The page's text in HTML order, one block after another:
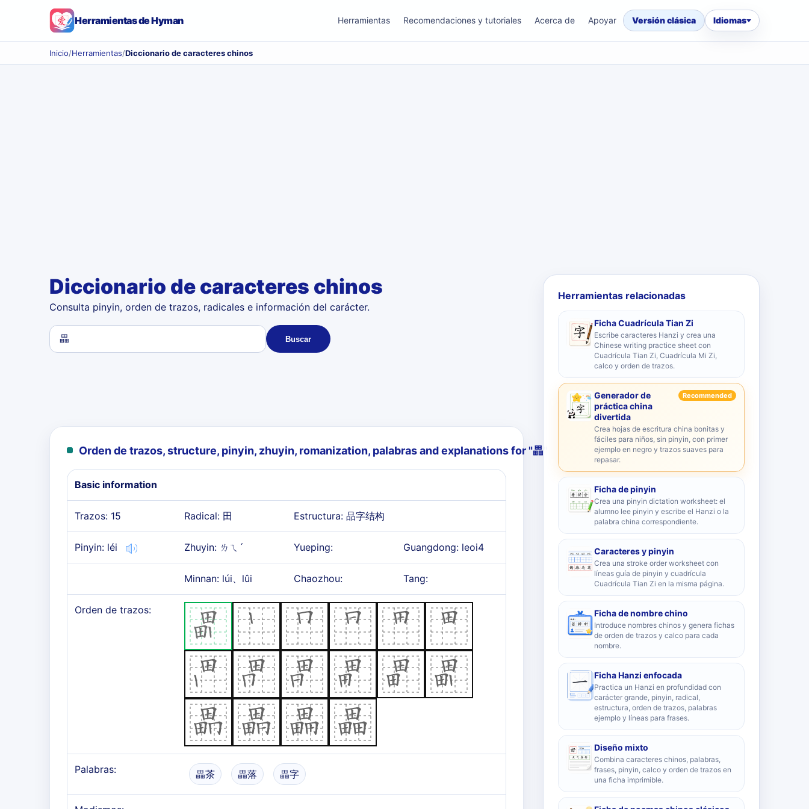
Herramientas de Hyman Herramientas Recomendaciones y tutoriales Acerca de Apoyar Versión clásica Idiomas
Inicio/Herramientas/Diccionario de caracteres chinos
Diccionario de caracteres chinos
Consulta pinyin, orden de trazos, radicales e información del carácter.
Buscar
Orden de trazos, structure, pinyin, zhuyin, romanization, palabras and explanations for "畾
Basic information
Trazos: 15 Radical: 田 Estructura: 品字结构
Pinyin: léi Zhuyin: ㄌㄟˊ Yueping: Guangdong: leoi4
Minnan: lúi、lûi Chaozhou: Tang:
Orden de trazos:
Palabras: 畾茶 畾落 畾字
Herramientas relacionadas
Ficha Cuadrícula Tian Zi
Escribe caracteres Hanzi y crea una
Chinese writing practice sheet con
Cuadrícula Tian Zi, Cuadrícula Mi Zi,
calco y orden de trazos.
Generador de
práctica china
divertida
Recommended
Crea hojas de escritura china bonitas y
fáciles para niños, sin pinyin, con primer
ejemplo en negro y trazos suaves para
repasar.
Ficha de pinyin
Crea una pinyin dictation worksheet: el
alumno lee pinyin y escribe el Hanzi o la
palabra china correspondiente.
Caracteres y pinyin
Crea una stroke order worksheet con
líneas guía de pinyin y cuadrícula
Cuadrícula Tian Zi en la misma página.
Ficha de nombre chino
Introduce nombres chinos y genera fichas
de orden de trazos y calco para cada
nombre.
Ficha Hanzi enfocada
Practica un Hanzi en profundidad con
carácter grande, pinyin, radical,
estructura, orden de trazos, palabras
ejemplo y líneas para frases.
Diseño mixto
Combina caracteres chinos, palabras,
frases, pinyin, calco y orden de trazos en
una ficha imprimible.